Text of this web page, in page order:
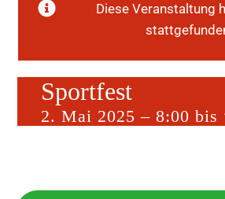
Diese Veranstaltung
Sportfest
2. Mai 2025 – 8:00 bis